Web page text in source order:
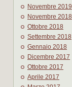
Novembre 2019
Novembre 2018
Ottobre 2018
Settembre 2018
Gennaio 2018
Dicembre 2017
Ottobre 2017
Aprile 2017